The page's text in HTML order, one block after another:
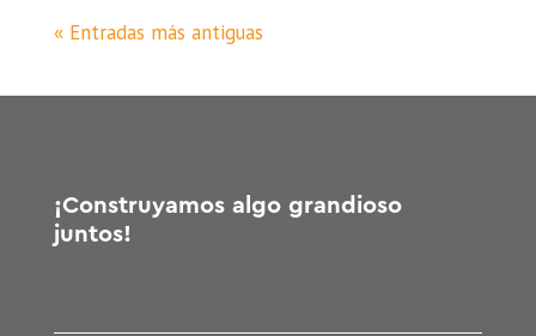
« Entradas más antiguas
¡Construyamos algo grandioso
juntos!